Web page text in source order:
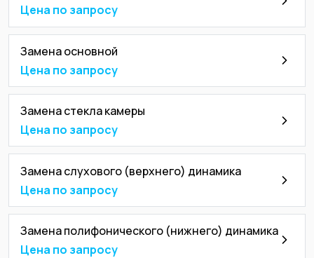
Цена по запросу
Замена основной
Цена по запросу
Замена стекла камеры
Цена по запросу
Замена слухового (верхнего) динамика
Цена по запросу
Замена полифонического (нижнего) динамика
Цена по запросу